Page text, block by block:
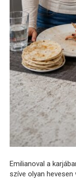
Emilianoval a
szíve olyan hevesen